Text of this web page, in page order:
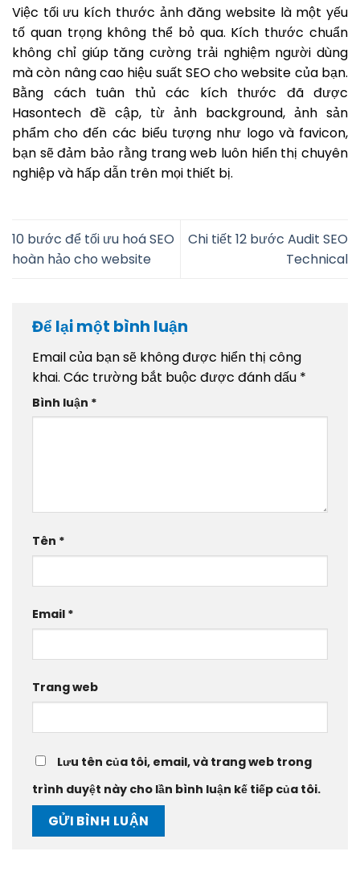
Việc tối ưu kích thước ảnh đăng website là một yếu
tố quan trọng không thể bỏ qua. Kích thước chuẩn
không chỉ giúp tăng cường trải nghiệm người dùng
mà còn nâng cao hiệu suất SEO cho website của bạn.
Bằng cách tuân thủ các kích thước đã được
Hasontech đề cập, từ ảnh background, ảnh sản
phẩm cho đến các biểu tượng như logo và favicon,
bạn sẽ đảm bảo rằng trang web luôn hiển thị chuyên
nghiệp và hấp dẫn trên mọi thiết bị.
10 bước để tối ưu hoá SEO
hoàn hảo cho website
Chi tiết 12 bước Audit SEO
Technical
Để lại một bình luận
Email của bạn sẽ không được hiển thị công
khai. Các trường bắt buộc được đánh dấu *
Bình luận *
Tên *
Email *
Trang web
Lưu tên của tôi, email, và trang web trong
trình duyệt này cho lần bình luận kế tiếp của tôi.